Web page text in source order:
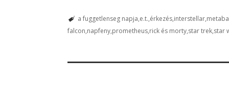
a fuggetlenseg napja e.t. érkezés interstellar
falcon napfeny prometheus rick és morty star trek star